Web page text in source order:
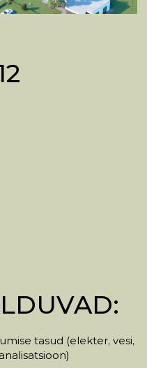
tasud (elekter, vesi,